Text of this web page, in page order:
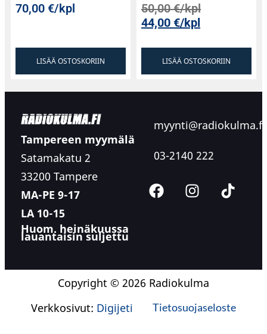
70,00€/kpl
LISÄÄ OSTOSKORIIN
50,00€/kpl
44,00€/kpl
LISÄÄ OSTOSKORIIN
Tampereen myymälä
Satamakatu 2
33200 Tampere
MA-PE 9-17
LA 10-15
Huom. heinäkuussa
lauantaisin suljettu
myynti@radiokulma.fi
03-2140 222
Copyright © 2026 Radiokulma
Verkkosivut: Digijeti Tietosuojaseloste